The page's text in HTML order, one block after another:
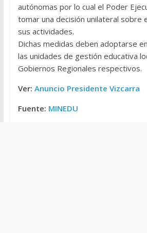
autónomas por lo cual el Poder
tomar una decisión unilateral sobre
sus actividades.
Dichas medidas deben adoptarse
las unidades de gestión educativa
Gobiernos Regionales respectivos.
Ver: Anuncio Presidente Vizcarra
Fuente: MINEDU